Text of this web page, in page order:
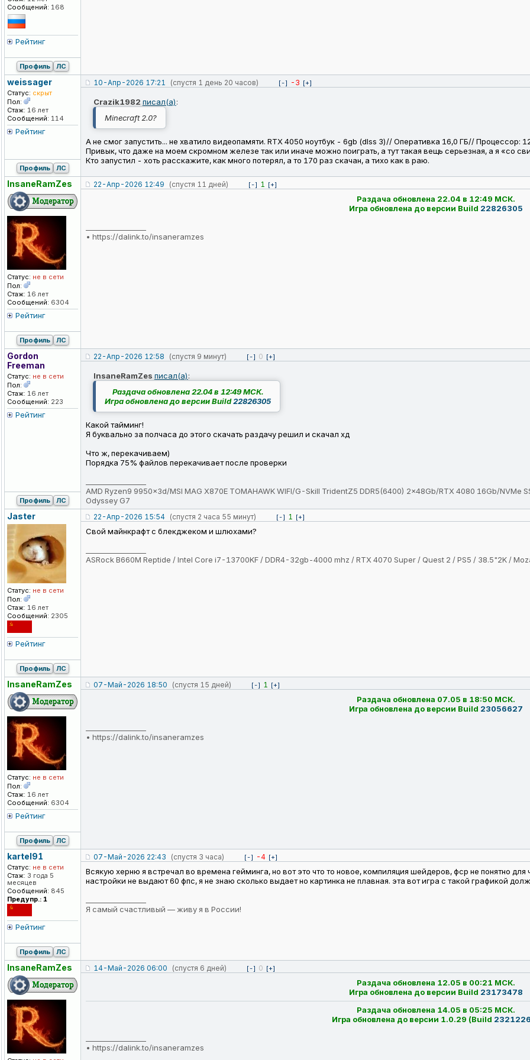
Сообщений: 168
Рейтинг
Профиль ЛС
weissager
Статус: скрыт
Пол:
Стаж: 16 лет
Сообщений: 114
Рейтинг
10-Апр-2026 17:21 (спустя 1 день 20 часов) [-] -3 [+]
Crazik1982 писал(а):
Minecraft 2.0?
А не смог запустить... не хватило видеопамяти. RTX 4050 ноутбук - 6gb (dlss 3)// Оперативка 16,0 ГБ// Процессор:
Привык, что даже на моем скромном железе так или иначе можно поиграть, а тут такая вещь серьезная, а я «со
Кто запустил - хоть расскажите, как много потерял, а то 170 раз скачан, а тихо как в раю.
Профиль ЛС
InsaneRamZes
Статус: не в сети
Пол:
Стаж: 16 лет
Сообщений: 6304
Рейтинг
22-Апр-2026 12:49 (спустя 11 дней) [-] 1 [+]
Раздача обновлена 22.04 в 12:49 МСК.
Игра обновлена до версии Build 22826305
• https://dalink.to/insaneramzes
Профиль ЛС
Gordon
Freeman
Статус: не в сети
Пол:
Стаж: 16 лет
Сообщений: 223
Рейтинг
22-Апр-2026 12:58 (спустя 9 минут) [-] 0 [+]
InsaneRamZes писал(а):
Раздача обновлена 22.04 в 12:49 МСК.
Игра обновлена до версии Build22826305
Какой тайминг!
Я буквально за полчаса до этого скачать раздачу решил и скачал хд
Что ж, перекачиваем)
Порядка 75% файлов перекачивает после проверки
AMD Ryzen9 9950x3d/MSI MAG X870E TOMAHAWK WIFI/G-Skill TridentZ5 DDR5(6400) 2x48Gb/RTX 4080 16Gb/NVMe
Odyssey G7
Профиль ЛС
Jaster
Статус: не в сети
Пол:
Стаж: 16 лет
Сообщений: 2305
Рейтинг
22-Апр-2026 15:54 (спустя 2 часа 55 минут) [-] 1 [+]
Свой майнкрафт с блекджеком и шлюхами?
ASRock B660M Reptide / Intel Core i7-13700KF / DDR4-32gb-4000 mhz / RTX 4070 Super / Quest 2 / PS5 / 38.5"2K /
Профиль ЛС
InsaneRamZes
Статус: не в сети
Пол:
Стаж: 16 лет
Сообщений: 6304
Рейтинг
07-Май-2026 18:50 (спустя 15 дней) [-] 1 [+]
Раздача обновлена 07.05 в 18:50 МСК.
Игра обновлена до версии Build 23056627
• https://dalink.to/insaneramzes
Профиль ЛС
kartel91
Статус: не в сети
Стаж: 3 года 5
месяцев
Сообщений: 845
Предупр.: 1
Рейтинг
07-Май-2026 22:43 (спустя 3 часа) [-] -4 [+]
Всякую херню я встречал во времена гейминга, но вот это что то новое, компиляция шейдеров, фср не понятно
настройки не выдают 60 фпс, я не знаю сколько выдает но картинка не плавная. эта вот игра с такой графикой
Я самый счастливый — живу я в России!
Профиль ЛС
InsaneRamZes 14-Май-2026 06:00 (спустя 6 дней) [-] 0 [+]
Раздача обновлена 12.05 в 00:21 МСК.
Игра обновлена до версии Build 23173478
Раздача обновлена 14.05 в 05:25 МСК.
Игра обновлена до версии 1.0.29 (Build
• https://dalink.to/insaneramzes